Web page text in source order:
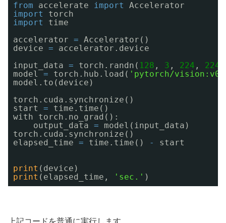
from accelerate import
Accelerator
import
torch
import
time
accelerator = Accelerator()
device =
accelerator.device
input_data = torch.randn( 128 , 3 , 224 , 224
model = torch.hub.load( 'pytorch/
model.to(device)
torch.cuda.synchronize()
start =
time.time()
with torch.no_grad():
output_data =
model(input_data)
torch.cuda.synchronize()
elapsed_time = time.time() - start
print (device)
print (elapsed_time, 'sec.' )